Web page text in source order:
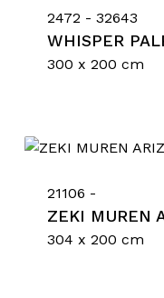
2472 - 32643
WHISPER
300 x 200 cm
21106 -
ZEKI MUREN
304 x 200 cm